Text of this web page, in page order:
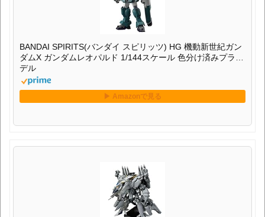
BANDAI SPIRITS(バンダイ スピリッツ) HG 機動新世紀ガン
ダムX ガンダムレオパルド 1/144スケール 色分け済みプラモ
デル